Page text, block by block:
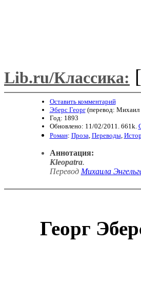
Lib.ru/Классика: [
Оставить комментарий
Эберс Георг(перевод: Михаил
Год: 1893
Обновлено: 11/02/2011. 661k.
Роман: Проза Переводы,
Аннотация:
Кleopatra.
Перевод Михаила
Георг